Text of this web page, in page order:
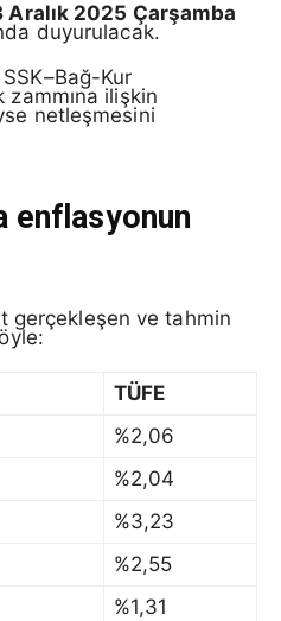
Aralık 2025 Çarşamba
duyurulacak.
Kur
ilişkin
netleşmesini
enflasyonun
gerçekleşen ve tahmin
TÜFE
%2,06
%2,04
%3,23
%2,55
%1,31